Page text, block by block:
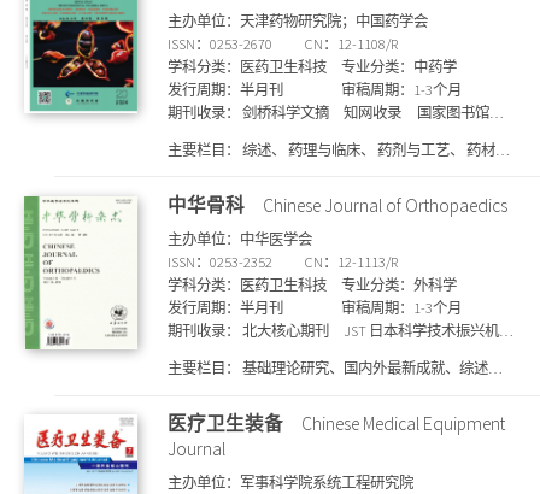
主办单位：天津药物研究院；中国药学会
ISSN：0253-2670
CN：12-1108/R
学科分类：医药卫生科技
专业分类：中药学
发行周期：半月刊
审稿周期：1-3个月
期刊收录： 剑桥科学文摘 知网收录
国家图书馆馆
库(日)
国际药学文摘 维普收录 北大核心期刊
文
文数据库来源期刊
万方收录 哥白尼索引(波兰)
医
主要栏目： 综述、 药理与临床、 药剂与工艺、 药材与
合理性与安全性、 中药多糖研究、 专论、 药事管理、
专家共识、 书评
中华骨科 Chinese Journal of Orthopaedics
主办单位：中华医学会
ISSN：0253-2352
CN：12-1113/R
学科分类：医药卫生科技
专业分类：外科学
发行周期：半月刊
审稿周期：1-3个月
期刊收录： 北大核心期刊
JST 日本科学技术振兴机构
摘
CA 化学文摘(美) 万方收录 知网收录
文摘杂
(波兰)
CSCD 中国科学引文数据库来源期刊
SCD期刊
目录
主要栏目： 基础理论研究、国内外最新成就、综述、
争鸣、会议纪要、小辞典等
医疗卫生装备
Chinese Medical Equipment
Journal
主办单位：军事科学院系统工程研究院